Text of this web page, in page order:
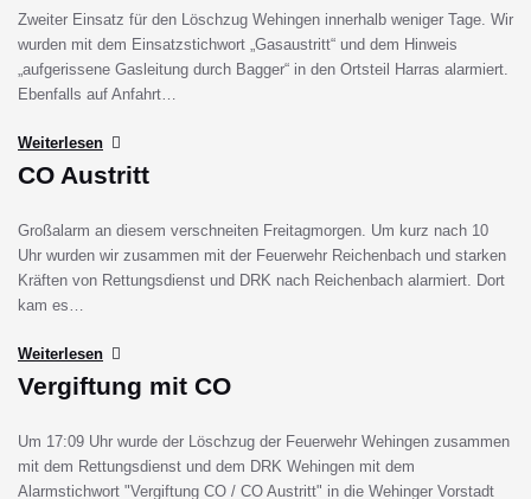
Zweiter Einsatz für den Löschzug Wehingen innerhalb weniger Tage. Wir
wurden mit dem Einsatzstichwort „Gasaustritt“ und dem Hinweis
„aufgerissene Gasleitung durch Bagger“ in den Ortsteil Harras alarmiert.
Ebenfalls auf Anfahrt…
Weiterlesen
CO Austritt
Großalarm an diesem verschneiten Freitagmorgen. Um kurz nach 10
Uhr wurden wir zusammen mit der Feuerwehr Reichenbach und starken
Kräften von Rettungsdienst und DRK nach Reichenbach alarmiert. Dort
kam es…
Weiterlesen
Vergiftung mit CO
Um 17:09 Uhr wurde der Löschzug der Feuerwehr Wehingen zusammen
mit dem Rettungsdienst und dem DRK Wehingen mit dem
Alarmstichwort "Vergiftung CO / CO Austritt" in die Wehinger Vorstadt